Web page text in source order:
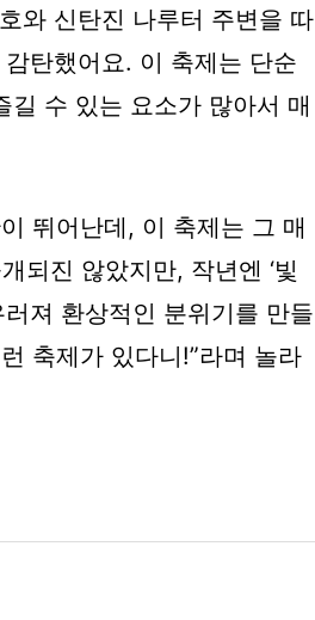
와 신탄진 나루터 주변을 따
탄했어요. 이 축제는 단순
수 있는 요소가 많아서 매
뛰어난데, 이 축제는 그 매
되진 않았지만, 작년엔 ‘빛
져 환상적인 분위기를 만들
축제가 있다니!”라며 놀라